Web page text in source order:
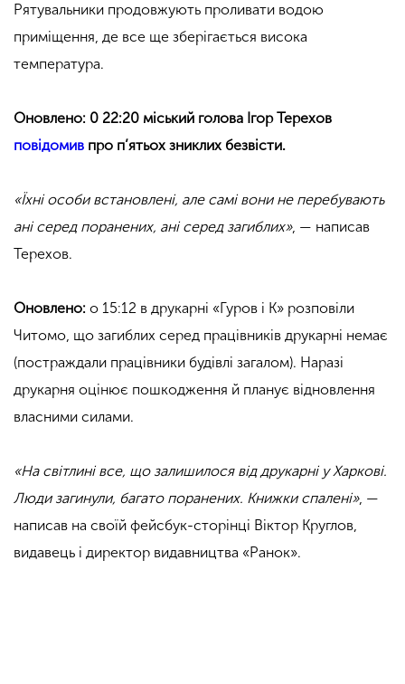
Рятувальники продовжують проливати водою
приміщення, де все ще зберігається висока
температура.
Оновлено: 0 22:20 міський голова Ігор Терехов
повідомив про п’ятьох зниклих безвісти.
«Їхні особи встановлені, але самі вони не перебувають
ані серед поранених, ані серед загиблих», — написав
Терехов.
Оновлено: о 15:12 в друкарні «Гуров і К» розповіли
Читомо, що загиблих серед працівників друкарні немає
(постраждали працівники будівлі загалом). Наразі
друкарня оцінює пошкодження й планує відновлення
власними силами.
«На світлині все, що залишилося від друкарні у Харкові.
Люди загинули, багато поранених. Книжки спалені», —
написав на своїй фейсбук-сторінці Віктор Круглов,
видавець і директор видавництва «Ранок».